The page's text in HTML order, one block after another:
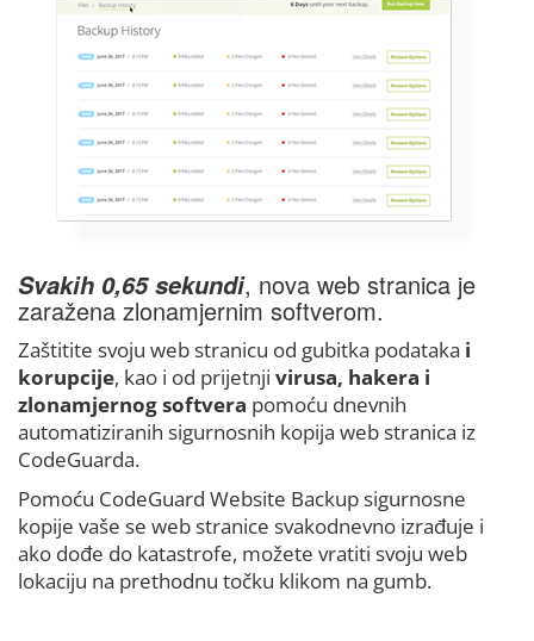
Svakih 0,65 sekundi, nova web stranica je
zaražena zlonamjernim softverom.
Zaštitite svoju web stranicu od gubitka podataka i
korupcije, kao i od prijetnji virusa, hakera i
zlonamjernog softvera pomoću dnevnih
automatiziranih sigurnosnih kopija web stranica iz
CodeGuarda.
Pomoću CodeGuard Website Backup sigurnosne
kopije vaše se web stranice svakodnevno izrađuje i
ako dođe do katastrofe, možete vratiti svoju web
lokaciju na prethodnu točku klikom na gumb.